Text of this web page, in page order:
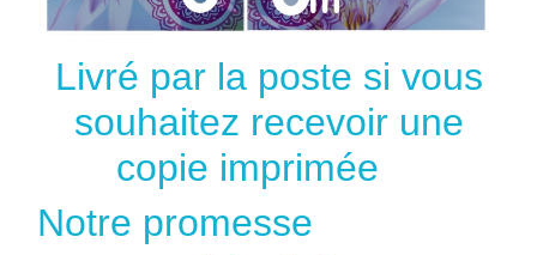
Livré par la poste si vous
souhaitez recevoir une
copie imprimée
Notre promesse